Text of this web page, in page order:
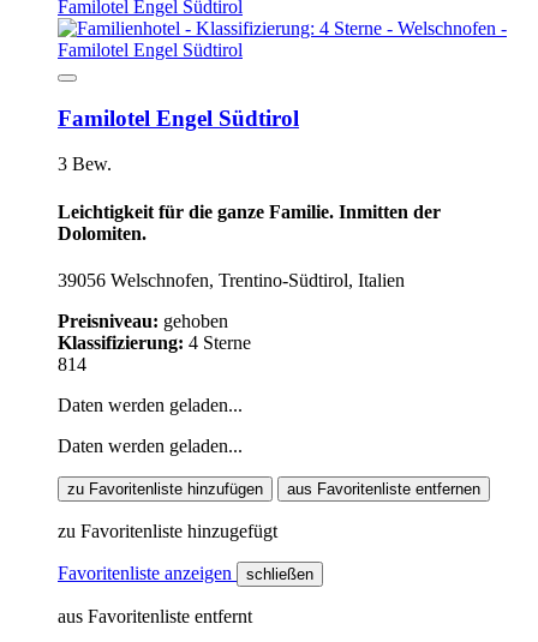
Familotel Engel Südtirol
3 Bew.
Leichtigkeit für die ganze Familie. Inmitten der
Dolomiten.
39056 Welschnofen, Trentino-Südtirol, Italien
Preisniveau: gehoben
Klassifizierung: 4 Sterne
814
Daten werden geladen...
Daten werden geladen...
zu Favoritenliste hinzufügen aus Favoritenliste entfernen
zu Favoritenliste hinzugefügt
Favoritenliste anzeigen schließen
aus Favoritenliste entfernt